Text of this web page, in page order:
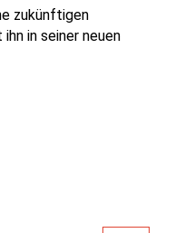
zukünftigen
in seiner neuen